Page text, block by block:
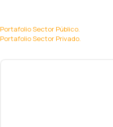
Portafolio Sector Público.
Portafolio Sector Privado.